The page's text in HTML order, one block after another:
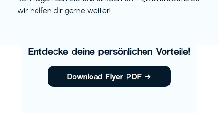
wir helfen dir gerne weiter!
Entdecke deine persönlichen Vorteile!
Download Flyer PDF →